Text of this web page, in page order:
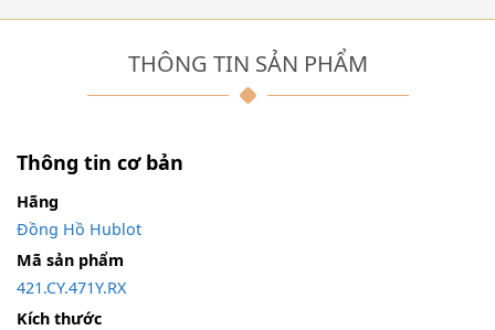
THÔNG TIN SẢN PHẨM
Thông tin cơ bản
Hãng
Đồng Hồ Hublot
Mã sản phẩm
421.CY.471Y.RX
Kích thước